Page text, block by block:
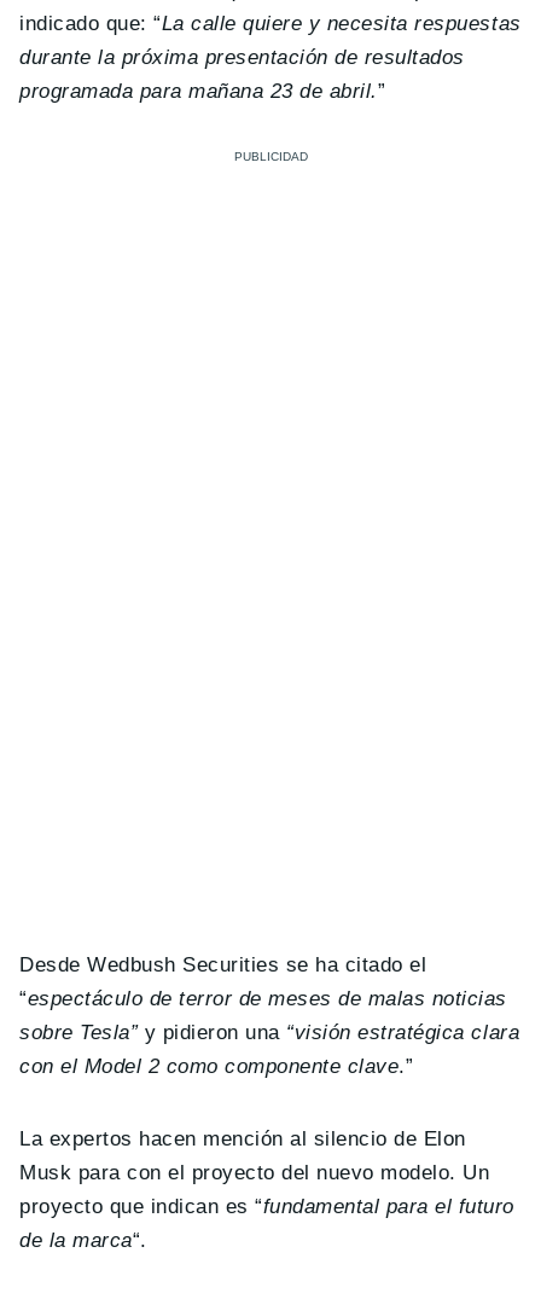
indicado que: “La calle quiere y necesita respuestas
durante la próxima presentación de resultados
programada para mañana 23 de abril.”
Desde Wedbush Securities se ha citado el
“espectáculo de terror de meses de malas noticias
sobre Tesla” y pidieron una “visión estratégica clara
con el Model 2 como componente clave.”
La expertos hacen mención al silencio de Elon
Musk para con el proyecto del nuevo modelo. Un
proyecto que indican es “fundamental para el futuro
de la marca“.